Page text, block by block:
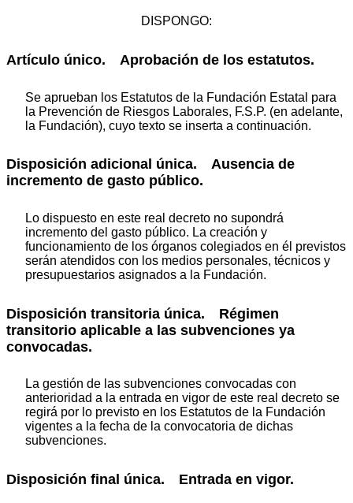
DISPONGO:
Artículo único. Aprobación de los estatutos.
Se aprueban los Estatutos de la Fundación Estatal para
la Prevención de Riesgos Laborales, F.S.P. (en adelante,
la Fundación), cuyo texto se inserta a continuación.
Disposición adicional única. Ausencia de
incremento de gasto público.
Lo dispuesto en este real decreto no supondrá
incremento del gasto público. La creación y
funcionamiento de los órganos colegiados en él previstos
serán atendidos con los medios personales, técnicos y
presupuestarios asignados a la Fundación.
Disposición transitoria única. Régimen
transitorio aplicable a las subvenciones ya
convocadas.
La gestión de las subvenciones convocadas con
anterioridad a la entrada en vigor de este real decreto se
regirá por lo previsto en los Estatutos de la Fundación
vigentes a la fecha de la convocatoria de dichas
subvenciones.
Disposición final única. Entrada en vigor.